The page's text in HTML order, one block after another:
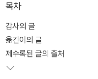
물학, 동물학 등을 동원하여
분석·설명한다. 이처럼 중국
있는 이 책은 환경사 연구와
손색이 없다.
목차
감사의 글
옮긴이의 글
제수록된 글의 출처